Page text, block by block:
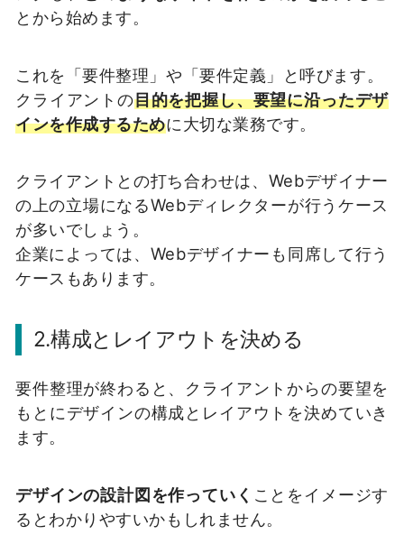
とから始めます。
これを「要件整理」や「要件定義」と呼びます。
クライアントの目的を把握し、要望に沿ったデザ
インを作成するために大切な業務です。
クライアントとの打ち合わせは、Webデザイナー
の上の立場になるWebディレクターが行うケース
が多いでしょう。
企業によっては、Webデザイナーも同席して行う
ケースもあります。
2.構成とレイアウトを決める
要件整理が終わると、クライアントからの要望を
もとにデザインの構成とレイアウトを決めていき
ます。
デザインの設計図を作っていく ことをイメージす
るとわかりやすいかもしれません。